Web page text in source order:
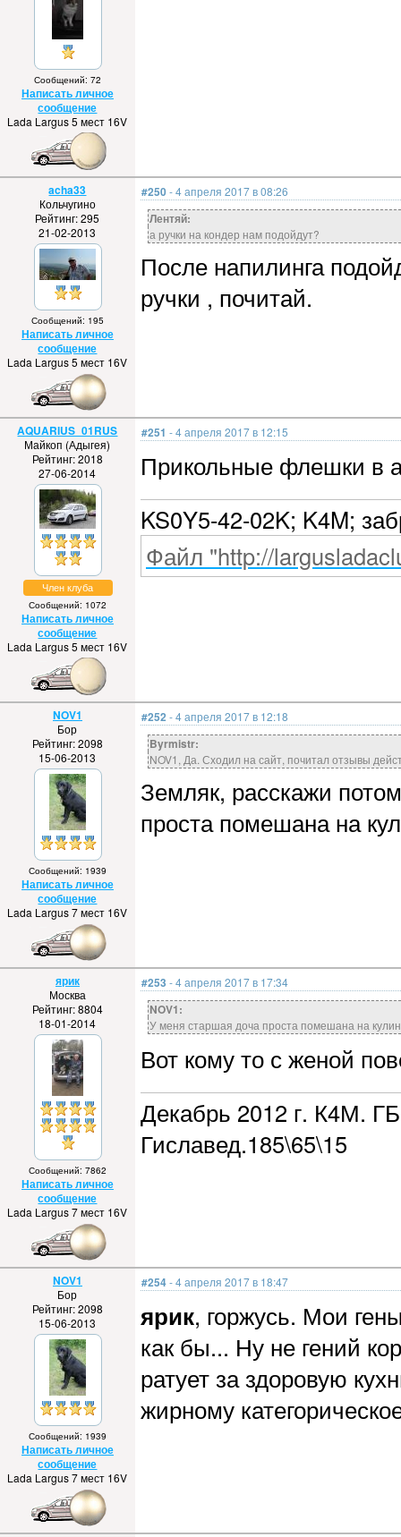
Сообщений: 72
Написать личное
сообщение
Lada Largus 5 мест 16V
acha33
Кольчугино
Рейтинг: 295
21-02-2013
Сообщений: 195
Написать личное
сообщение
Lada Largus 5 мест 16V
#250- 4 апреля 2017 в 08:26
Лентяй:
а ручки на кондер нам подойдут?
После напилинга
ручки , почитай.
AQUARIUS_01RUS
Майкоп (Адыгея)
Рейтинг: 2018
27-06-2014
Член клуба
Сообщений: 1072
Написать личное
сообщение
Lada Largus 5 мест 16V
#251 - 4 апреля 2017 в 12:15
Прикольные флешки в
KS0Y5-42-02K; K4M;
Файл "http://
NOV1
Бор
Рейтинг: 2098
15-06-2013
Сообщений: 1939
Написать личное
сообщение
Lada Largus 7 мест 16V
#252 - 4 апреля 2017 в 12:18
Byrmistr:
NOV1, Да. Сходил на сайт, почитал отзывы
Земляк, расскажи
проста помешана на
ярик
Москва
Рейтинг: 8804
18-01-2014
Сообщений: 7862
Написать личное
сообщение
Lada Largus 7 мест 16V
#253 - 4 апреля 2017 в 17:34
NOV1:
У меня старшая доча проста помешана на
Вот кому то с женой
Декабрь 2012 г. К4М.
Гиславед.185\65\15
NOV1
Бор
Рейтинг: 2098
15-06-2013
Сообщений: 1939
Написать личное
сообщение
Lada Largus 7 мест 16V
#254- 4 апреля 2017 в 18:47
ярик, горжусь. Мои
как бы... Ну не гений
ратует за здоровую
жирному